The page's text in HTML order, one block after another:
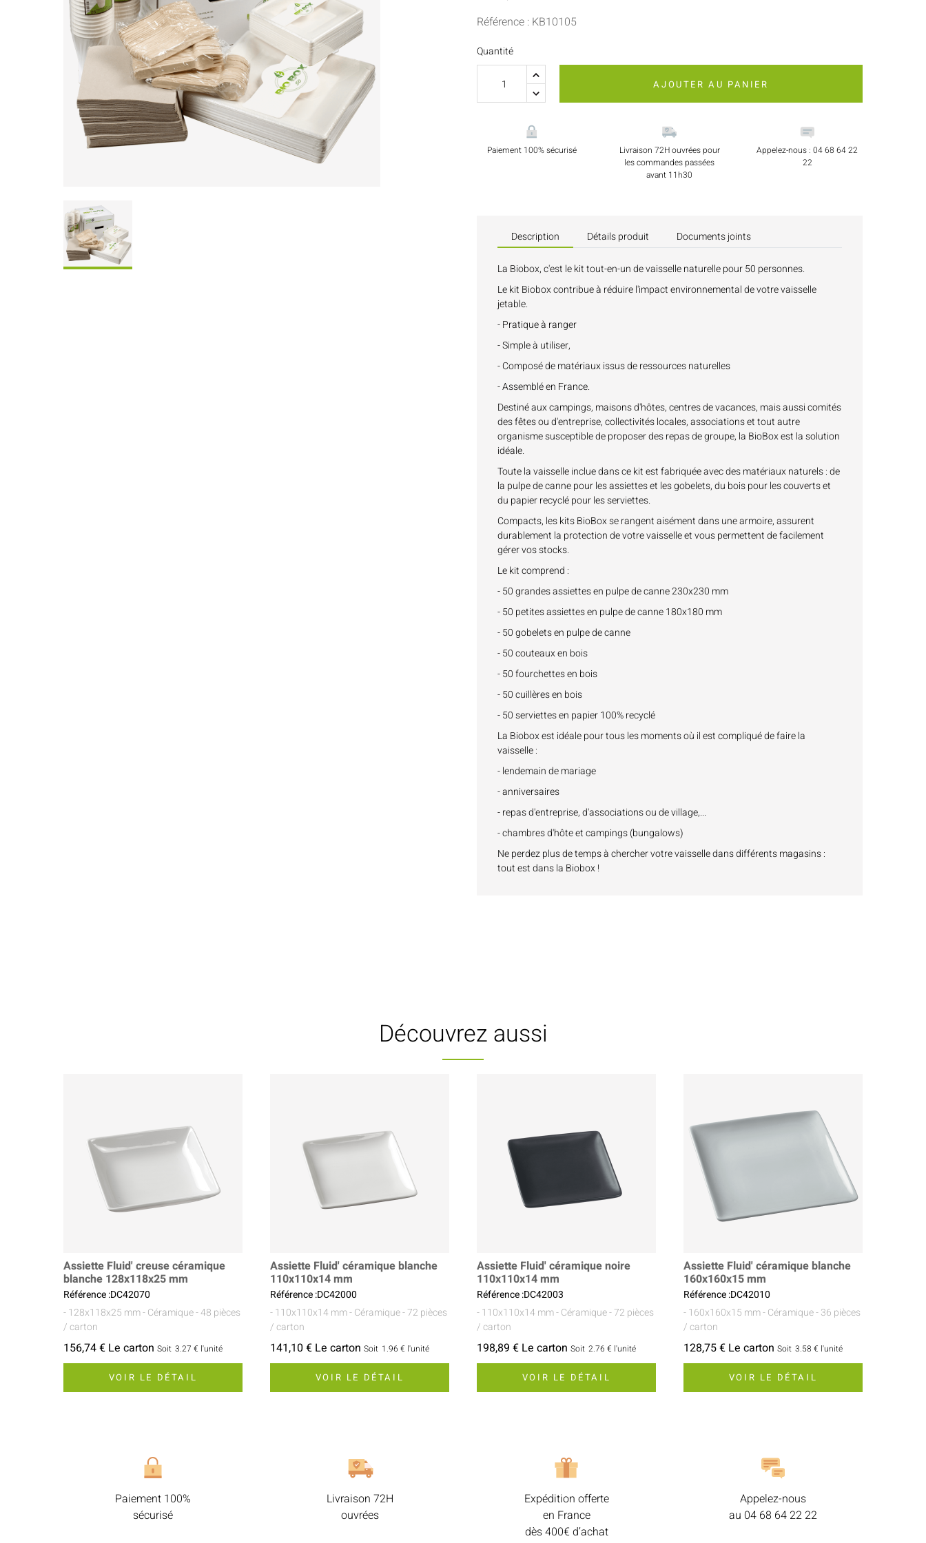
Coffrets À Partager
Flacons Et Bouteilles
Référence : KB10105
Quantité
AJOUTER AU PANIER
Paiement 100% sécurisé
Livraison 72H ouvrées pour
les commandes passées
avant 11h30
Appelez-nous : 04 68 64 22
22
Description Détails produit Documents joints
La Biobox, c'est le kit tout-en-un de vaisselle naturelle pour 50 personnes.
Le kit Biobox contribue à réduire l'impact environnemental de votre vaisselle
jetable.
- Pratique à ranger
- Simple à utiliser,
- Composé de matériaux issus de ressources naturelles
- Assemblé en France.
Destiné aux campings, maisons d'hôtes, centres de vacances, mais aussi comités
des fêtes ou d'entreprise, collectivités locales, associations et tout autre
organisme susceptible de proposer des repas de groupe, la BioBox est la solution
idéale.
Toute la vaisselle inclue dans ce kit est fabriquée avec des matériaux naturels : de
la pulpe de canne pour les assiettes et les gobelets, du bois pour les couverts et
du papier recyclé pour les serviettes.
Compacts, les kits BioBox se rangent aisément dans une armoire, assurent
durablement la protection de votre vaisselle et vous permettent de facilement
gérer vos stocks.
Le kit comprend :
- 50 grandes assiettes en pulpe de canne 230x230 mm
- 50 petites assiettes en pulpe de canne 180x180 mm
- 50 gobelets en pulpe de canne
- 50 couteaux en bois
- 50 fourchettes en bois
- 50 cuillères en bois
- 50 serviettes en papier 100% recyclé
La Biobox est idéale pour tous les moments où il est compliqué de faire la
vaisselle :
- lendemain de mariage
- anniversaires
- repas d'entreprise, d'associations ou de village,...
- chambres d'hôte et campings (bungalows)
Ne perdez plus de temps à chercher votre vaisselle dans différents magasins :
tout est dans la Biobox !
Découvrez aussi
Assiette Fluid' creuse céramique
blanche 128x118x25 mm
Référence :DC42070
- 128x118x25 mm- Céramique- 48 pièces
/ carton
156,74 € Le carton Soit 3.27 € l'unité
VOIR LE DÉTAIL
Assiette Fluid' céramique blanche
110x110x14 mm
Référence :DC42000
- 110x110x14 mm- Céramique- 72 pièces
/ carton
141,10 € Le carton Soit 1.96 € l'unité
VOIR LE DÉTAIL
Assiette Fluid' céramique noire
110x110x14 mm
Référence :DC42003
- 110x110x14 mm- Céramique- 72 pièces
/ carton
198,89 € Le carton Soit 2.76 € l'unité
VOIR LE DÉTAIL
Assiette Fluid' céramique blanche
160x160x15 mm
Référence :DC42010
- 160x160x15 mm- Céramique- 36 pièces
/ carton
128,75 € Le carton Soit 3.58 € l'unité
VOIR LE DÉTAIL
Paiement 100%
sécurisé
Livraison 72H
ouvrées
Expédition offerte
en France
dès 400€ d’achat
Appelez-nous
au 04 68 64 22 22